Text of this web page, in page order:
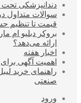
دندانپزشکی
سوالات متداول
قیمت تا تنظیم
ارائه می‌دهد؟
اخبار هفته
اهمیت آگهی
راهنمای خرید
صنعتی
ورود